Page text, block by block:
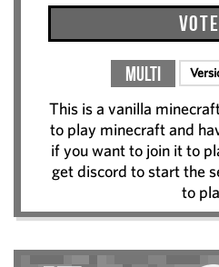
Multi
This is a vanilla
to play minecraft and
if you want to join it to
get discord to start the
to